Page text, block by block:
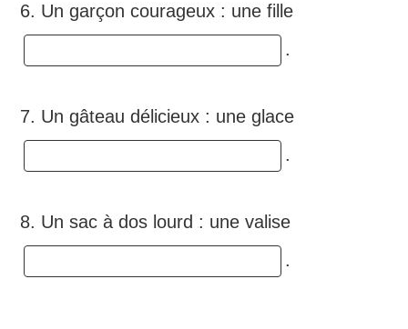
6. Un garçon courageux : une fille
.
7. Un gâteau délicieux : une glace
.
8. Un sac à dos lourd : une valise
.